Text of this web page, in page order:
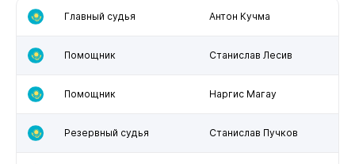
Главный судья Антон Кучма
Помощник Станислав Лесив
Помощник Наргис Магау
Резервный судья Станислав Пучков